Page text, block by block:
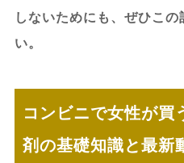
しないためにも、ぜひこ
い。
コンビニで女性が買
剤の基礎知識と最新